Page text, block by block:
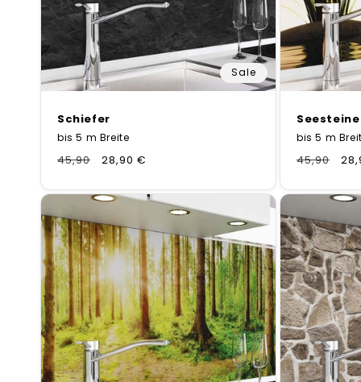
Sale
Schiefer
bis 5 m Breite
Normaler
45,90 Verkaufspreis
28,90 €
bis 5 m
Normaler
45,90